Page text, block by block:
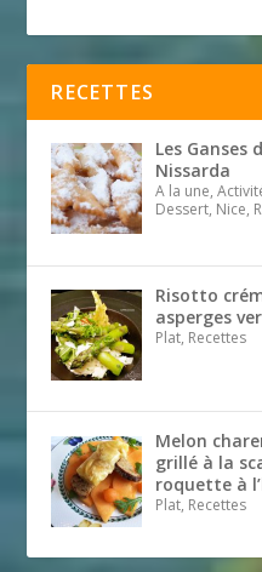
RECETTES
Les Ganses
Nissarda
A la une,
Dessert, Nice,
Risotto
asperges
Plat, Recettes
Melon
grillé à la
roquette à
Plat, Recettes